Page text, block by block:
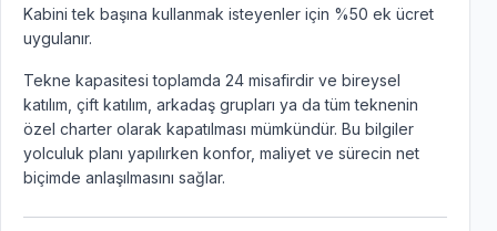
Kabini tek başına kullanmak isteyenler için %50 ek ücret
uygulanır.
Tekne kapasitesi toplamda 24 misafirdir ve bireysel
katılım, çift katılım, arkadaş grupları ya da tüm teknenin
özel charter olarak kapatılması mümkündür. Bu bilgiler
yolculuk planı yapılırken konfor, maliyet ve sürecin net
biçimde anlaşılmasını sağlar.